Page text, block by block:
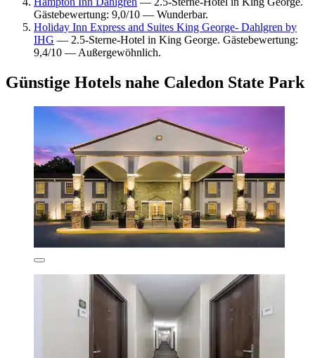
Gästebewertung: 9,0/10 — Wunderbar.
Holiday Inn Express and Suites King George- Dahlgren by
IHG — 2.5-Sterne-Hotel in King George. Gästebewertung:
9,4/10 — Außergewöhnlich.
Günstige Hotels nahe Caledon State Park